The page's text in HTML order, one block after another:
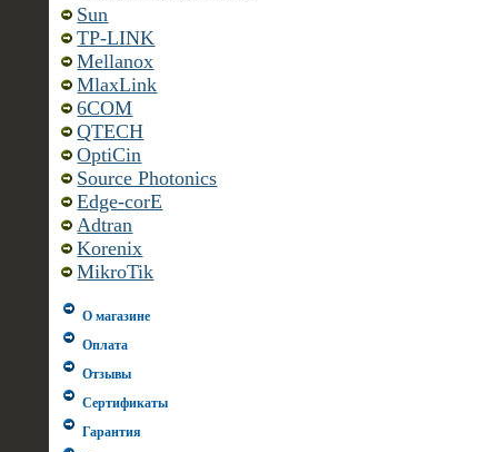
Sun
TP-LINK
Mellanox
MlaxLink
6COM
QTECH
OptiCin
Source Photonics
Edge-corE
Adtran
Korenix
MikroTik
О магазине
Оплата
Отзывы
Сертификаты
Гарантия